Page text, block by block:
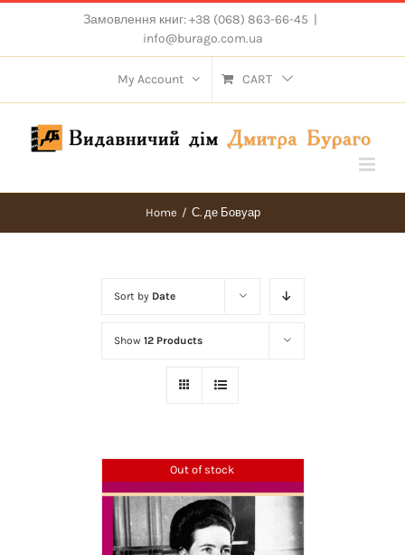
content
Замовлення книг: +38 (068) 863-66-45 |
info@burago.com.ua
My Account CART
Home / С. де Бовуар
Sort by Date
Show 12 Products
Out of stock